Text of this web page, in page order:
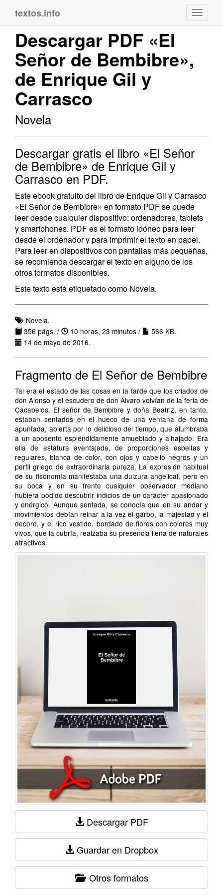
textos.info
Descargar PDF «El
Señor de Bembibre»,
de Enrique Gil y
Carrasco
Novela
Descargar gratis el libro «El Señor
de Bembibre» de Enrique Gil y
Carrasco en PDF.
Este ebook gratuito del libro de Enrique Gil y Carrasco
«El Señor de Bembibre» en formato PDF se puede
leer desde cualquier dispositivo: ordenadores, tablets
y smartphones. PDF es el formato idóneo para leer
desde el ordenador y para imprimir el texto en papel.
Para leer en dispositivos con pantallas más pequeñas,
se recomienda descargar el texto en alguno de los
otros formatos disponibles.
Este texto está etiquetado como Novela.
Novela.
356 págs. /
10 horas, 23 minutos /
566 KB.
14 de mayo de 2016.
Fragmento de El Señor de Bembibre
Tal era el estado de las cosas en la tarde que los criados de
don Alonso y el escudero de don Álvaro volvían de la feria de
Cacabelos. El señor de Bembibre y doña Beatriz, en tanto,
estaban sentados en el hueco de una ventana de forma
apuntada, abierta por lo delicioso del tiempo, que alumbraba
a un aposento espléndidamente amueblado y alhajado. Era
ella de estatura aventajada, de proporciones esbeltas y
regulares, blanca de color, con ojos y cabello negros y un
perfil griego de extraordinaria pureza. La expresión habitual
de su fisonomía manifestaba una dulzura angelical, pero en
su boca y en su frente cualquier observador mediano
hubiera podido descubrir indicios de un carácter apasionado
y enérgico. Aunque sentada, se conocía que en su andar y
movimientos debían reinar a la vez el garbo, la majestad y el
decoro, y el rico vestido, bordado de flores con colores muy
vivos, que la cubría, realzaba su presencia llena de naturales
atractivos.
Descargar PDF
Guardar en Dropbox
Otros formatos